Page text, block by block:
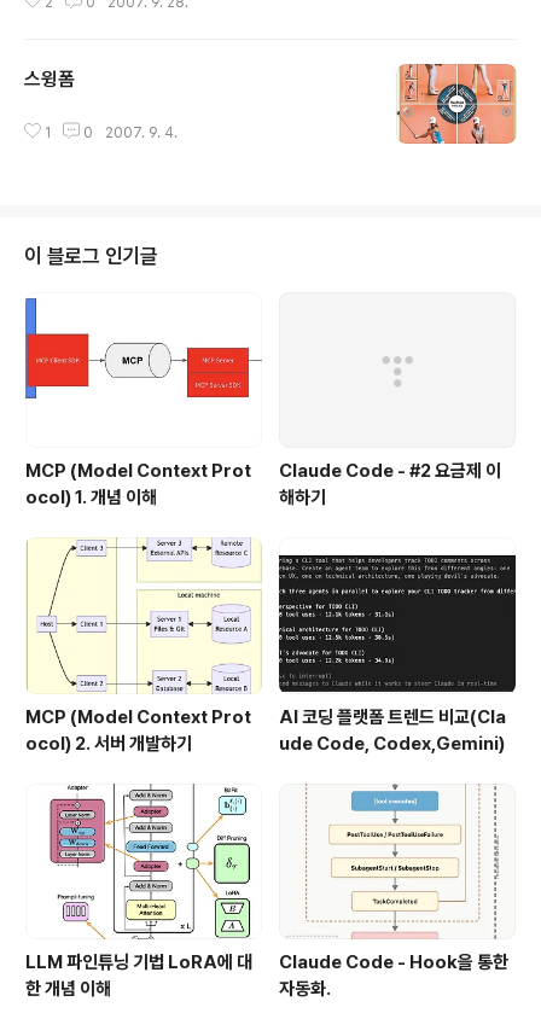
하는 상황..) 디자인도 처음에 구입할려고 했던 JPX보다는
모아놓은 돈으로 와이프가 사줬는데.. 내심 미안하기도 하
력이 늘지 않아서 걱정이다. 얼렁 실력 늘어서... 연습장에
스윙폼
1 0 2007. 9. 4.
이 블로그 인기글
MCP (Model Context Prot
ocol) 1. 개념 이해
Claude Code - #2 요금제 이
해하기
MCP (Model Context Prot
ocol) 2. 서버 개발하기
AI 코딩 플랫폼 트렌드 비교(Cla
ude Code, Codex,Gemini)
LLM 파인튜닝 기법 LoRA에 대
한 개념 이해
Claude Code - Hook을 통한
자동화.